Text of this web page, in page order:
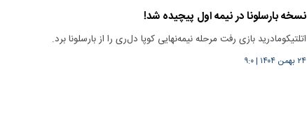
نسخه بارسلونا در نیمه اول پیچیده شد!
اتلتیکومادرید بازی رفت مرحله نیمه‌نهایی کوپا دل‌ری را از بارسلونا برد.
۲۴ بهمن ۱۴۰۴ |۹:۰